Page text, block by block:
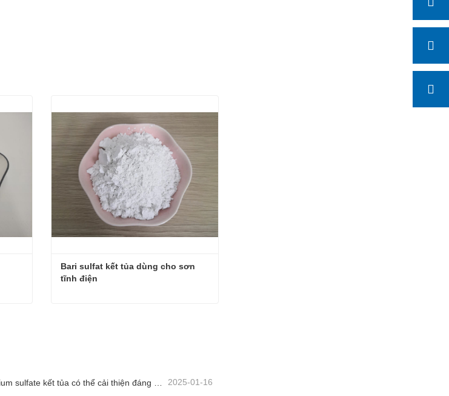
Bari sulfat kết tủa dùng cho sơn
tĩnh điện
Barium sulfate kết tủa có thể cải thiện đáng kể hiệu suất của lớp phủ 2025-01-16